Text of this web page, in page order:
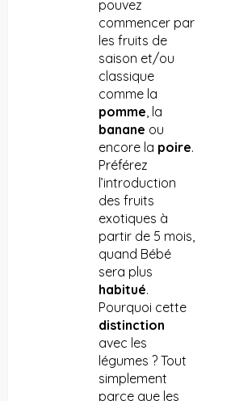
pouvez
commencer par
les fruits de
saison et/ou
classique
comme la
pomme, la
banane ou
encore la poire.
Préférez
l’introduction
des fruits
exotiques à
partir de 5 mois,
quand Bébé
sera plus
habitué.
Pourquoi cette
distinction
avec les
légumes ? Tout
simplement
parce que les